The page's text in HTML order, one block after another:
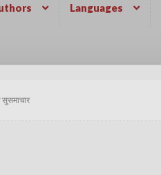
Languages
सुसमाचार